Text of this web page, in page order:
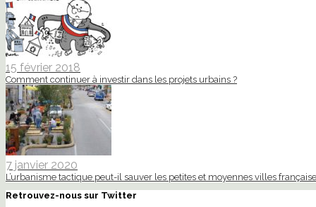
15 février 2018
Comment continuer à investir dans les projets urbains ?
7 janvier 2020
L’urbanisme tactique peut-il sauver les petites et moyennes villes
Retrouvez-nous sur Twitter